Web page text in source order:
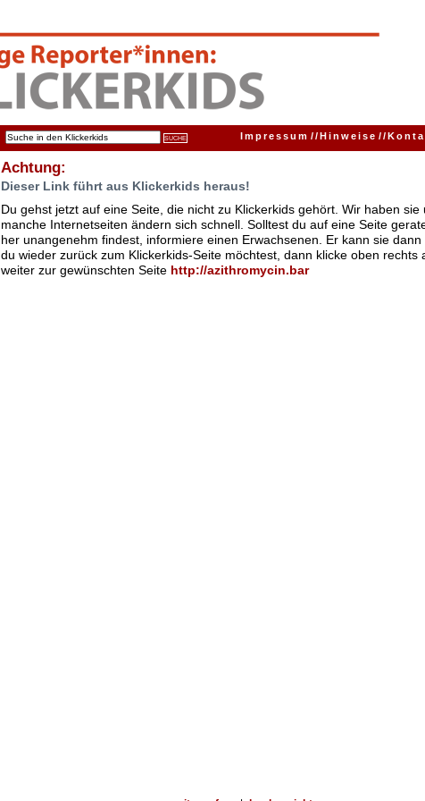
Impressum //Hinweise //
Achtung:
Dieser Link führt aus Klickerkids heraus!
Du gehst jetzt auf eine Seite, die nicht zu Klickerkids gehört. Wir haben
manche Internetseiten ändern sich schnell. Solltest du auf eine Seite
her unangenehm findest, informiere einen Erwachsenen. Er kann sie
du wieder zurück zum Klickerkids-Seite möchtest, dann klicke oben rechts
weiter zur gewünschten Seite http://azithromycin.bar